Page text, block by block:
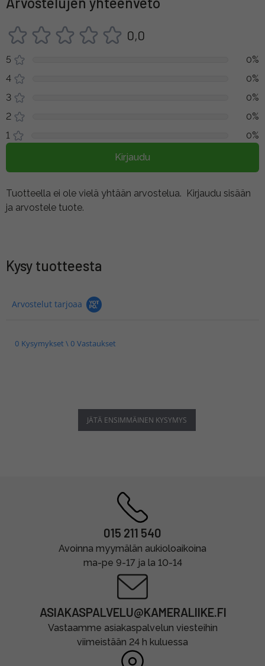
0,0
5
0%
4
0%
3
0%
2
0%
1
0%
Kirjaudu
Tuotteella ei ole vielä yhtään arvostelua. Kirjaudu sisään
ja arvostele tuote.
Kysy tuotteesta
Arvostelut tarjoaa
0 Kysymykset \ 0 Vastaukset
JÄTÄ ENSIMMÄINEN KYSYMYS
015 211 540
Avoinna myymälän aukioloaikoina
ma-pe 9-17 ja la 10-14
ASIAKASPALVELU@KAMERALIIKE.FI
Vastaamme asiakaspalvelun viesteihin
viimeistään 24 h kuluessa